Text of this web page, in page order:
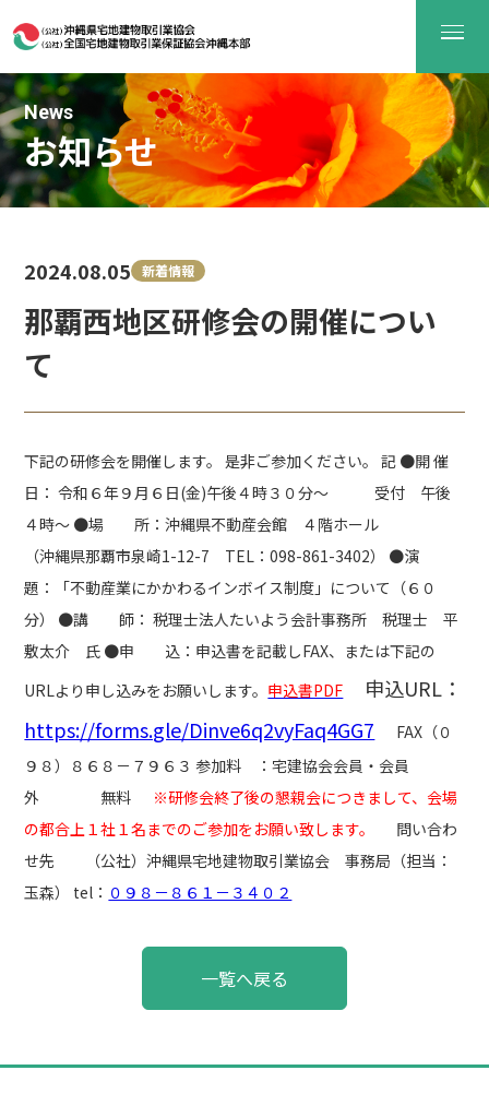
News
お知らせ
那覇西地区研修会の開催につい
て
2024.08.05 新着情報
下記の研修会を開催します。 是非ご参加ください。 記 ●開 催
日： 令和６年９月６日(金)午後４時３０分～ 受付 午後
４時～ ●場 所：沖縄県不動産会館 ４階ホール
（沖縄県那覇市泉崎1-12-7 TEL：098-861-3402） ●演
題：「不動産業にかかわるインボイス制度」について（６０
分） ●講 師： 税理士法人たいよう会計事務所 税理士 平
敷太介 氏 ●申 込：申込書を記載しFAX、または下記の
URLより申し込みをお願いします。 申込書PDF
申込URL：
https://forms.gle/Dinve6q2vyFaq4GG7 FAX（０
９８）８６８－７９６３ 参加料 ：宅建協会会員・会員
外 無料 ※研修会終了後の懇親会につきまして、会場
の都合上１社１名までのご参加をお願い致します。
問い合わ
せ先 （公社）沖縄県宅地建物取引業協会 事務局（担当：
玉森） tel： ０９８－８６１－３４０２
ー
一覧へ戻る